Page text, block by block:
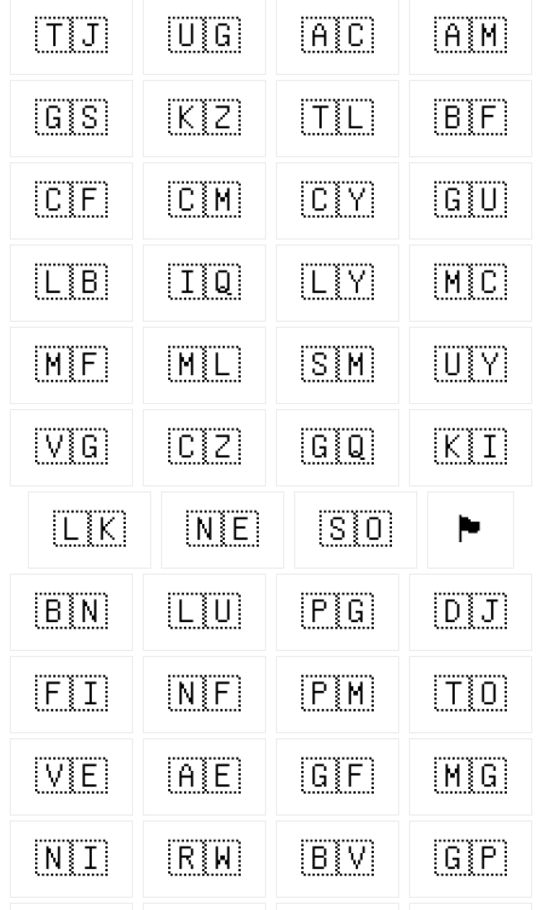
🇹🇯 🇺🇬 🇦🇨 🇦🇲
🇬🇸 🇰🇿 🇹🇱 🇧🇫
🇨🇫 🇨🇲 🇨🇾 🇬🇺
🇱🇧 🇮🇶 🇱🇾 🇲🇨
🇲🇫 🇲🇱 🇸🇲 🇺🇾
🇻🇬 🇨🇿 🇬🇶 🇰🇮
🇱🇰 🇳🇪 🇸🇴 🏴󠁧󠁢󠁷󠁬󠁳󠁿
🇧🇳 🇱🇺 🇵🇬 🇩🇯
🇫🇮 🇳🇫 🇵🇲 🇹🇴
🇻🇪 🇦🇪 🇬🇫 🇲🇬
🇳🇮 🇷🇼 🇧🇻 🇬🇵